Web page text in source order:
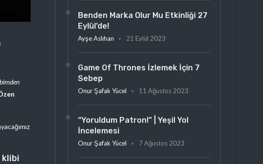
Benden Marka Olur Mu Etkinliği 27
Eylül’de!
Ayşe Aslıhan 21 Eylül 2023
Game Of Thrones İzlemek İçin 7
Sebep
Onur Şafak Yücel 11 Ağustos 2023
“Yoruldum Patron!” | Yeşil Yol
İncelemesi
Onur Şafak Yücel 7 Ağustos 2023